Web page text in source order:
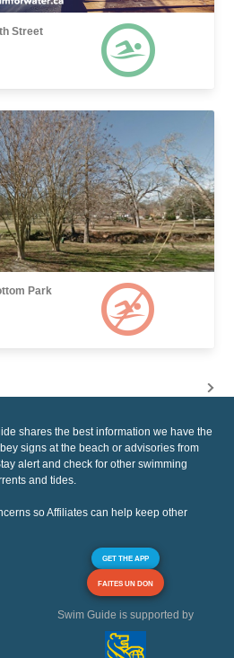
Street
Park
shares the best information we have the
signs at the beach or advisories from
alert and check for other swimming
and tides.
so Affiliates can help keep other
GET THE APP
FAITES UN DON
Swim Guide is supported by